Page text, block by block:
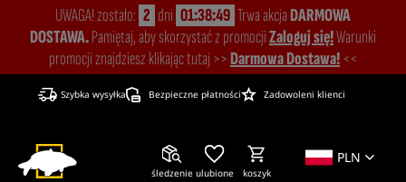
UWAGA! zostało: 2 dni 01:38:48 Trwa akcjaDARMOWA
DOSTAWA.Pamiętaj, aby skorzystać z promocjiZaloguj się!Warunki
promocji znajdziesz klikając tutaj >>Darmowa Dostawa! <<
Szybka wysyłka Bezpieczne płatności Zadowoleni klienci
PLN
śledzenie ulubione koszyk